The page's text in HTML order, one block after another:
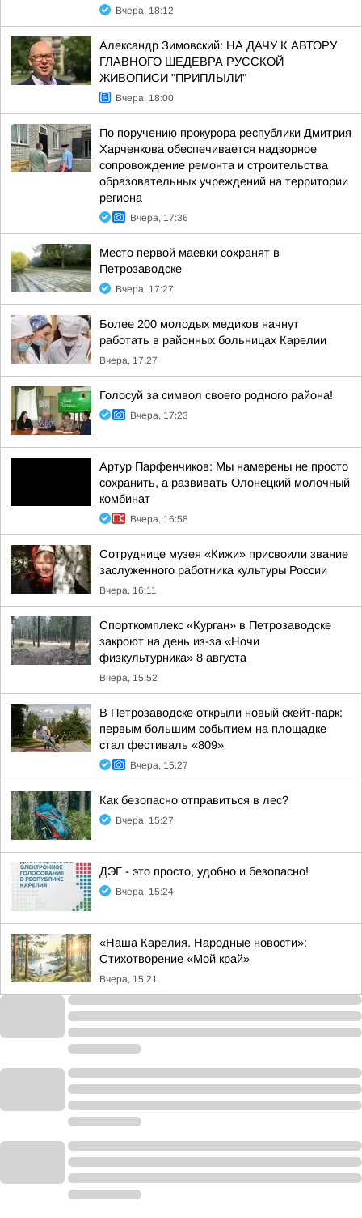
Вчера, 18:12
Александр Зимовский: НА ДАЧУ К АВТОРУ
ГЛАВНОГО ШЕДЕВРА РУССКОЙ
ЖИВОПИСИ "ПРИПЛЫЛИ"
Вчера, 18:00
По поручению прокурора республики Дмитрия
Харченкова обеспечивается надзорное
сопровождение ремонта и строительства
образовательных учреждений на территории
региона
Вчера, 17:36
Место первой маевки сохранят в
Петрозаводске
Вчера, 17:27
Более 200 молодых медиков начнут
работать в районных больницах Карелии
Вчера, 17:27
Голосуй за символ своего родного района!
Вчера, 17:23
Артур Парфенчиков: Мы намерены не просто
сохранить, а развивать Олонецкий молочный
комбинат
Вчера, 16:58
Сотруднице музея «Кижи» присвоили звание
заслуженного работника культуры России
Вчера, 16:11
Спорткомплекс «Курган» в Петрозаводске
закроют на день из-за «Ночи
физкультурника» 8 августа
Вчера, 15:52
В Петрозаводске открыли новый скейт-парк:
первым большим событием на площадке
стал фестиваль «809»
Вчера, 15:27
Как безопасно отправиться в лес?
Вчера, 15:27
ДЭГ - это просто, удобно и безопасно!
Вчера, 15:24
«Наша Карелия. Народные новости»:
Стихотворение «Мой край»
Вчера, 15:21